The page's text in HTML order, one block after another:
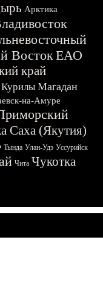
Арктика
ВостокЕАО
край
Курилы Магадан
на-Амуре
Саха (Якутия)
Тында Улан-Удэ Уссурийск
Чита Чукотка